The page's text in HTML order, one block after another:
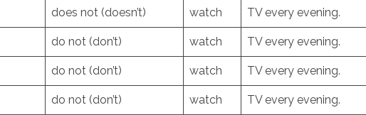
does not (doesn’t) watch TV every evening.
do not (don’t) watch TV every evening.
do not (don’t) watch TV every evening.
do not (don’t) watch TV every evening.